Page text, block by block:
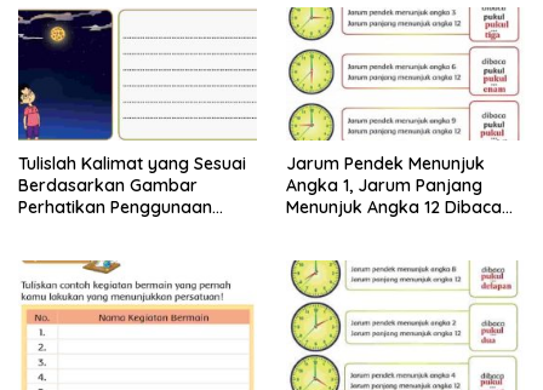
Tulislah Kalimat yang Sesuai
Berdasarkan Gambar
Perhatikan Penggunaan
Halaman 28 29
Jarum Pendek Menunjuk
Angka 1, Jarum Panjang
Menunjuk Angka 12 Dibaca